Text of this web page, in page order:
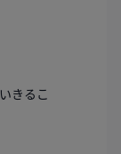
きるこ